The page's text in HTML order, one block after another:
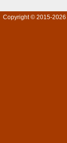
Copyright © 2015-2026